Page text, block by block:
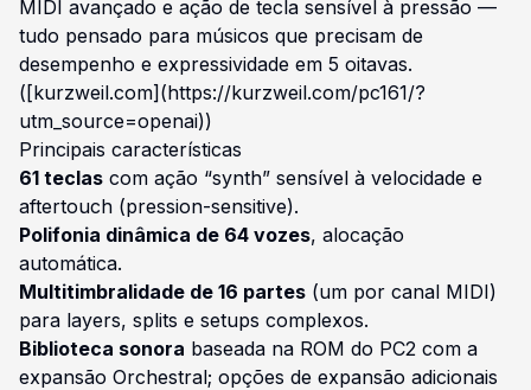
MIDI avançado e ação de tecla sensível à pressão —
tudo pensado para músicos que precisam de
desempenho e expressividade em 5 oitavas.
([kurzweil.com](https://kurzweil.com/pc161/?
utm_source=openai))
Principais características
61 teclas com ação “synth” sensível à velocidade e
aftertouch (pression-sensitive).
Polifonia dinâmica de 64 vozes, alocação
automática.
Multitimbralidade de 16 partes (um por canal MIDI)
para layers, splits e setups complexos.
Biblioteca sonora baseada na ROM do PC2 com a
expansão Orchestral; opções de expansão adicionais